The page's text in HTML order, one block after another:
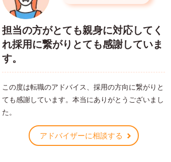
担当の方がとても親身に対応してく
れ採用に繋がりとても感謝していま
す。
この度は転職のアドバイス、採用の方向に繋がりと
ても感謝しています。本当にありがとうございまし
た。
アドバイザーに相談する